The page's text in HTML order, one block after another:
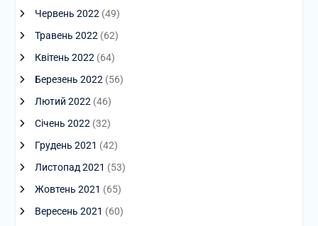
Червень 2022(49)
Травень 2022(62)
Квітень 2022(64)
Березень 2022(56)
Лютий 2022(46)
Січень 2022(32)
Грудень 2021 (42)
Листопад 2021 (53)
Жовтень 2021 (65)
Вересень 2021 (60)